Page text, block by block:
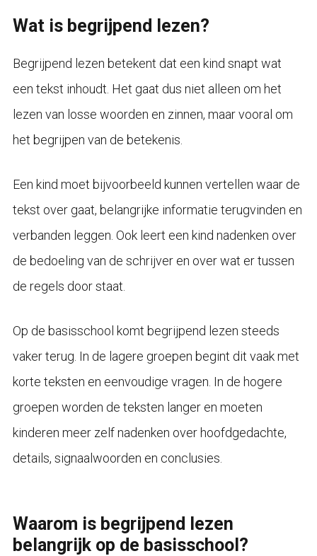
Wat is begrijpend lezen?
Begrijpend lezen betekent dat een kind snapt wat
een tekst inhoudt. Het gaat dus niet alleen om het
lezen van losse woorden en zinnen, maar vooral om
het begrijpen van de betekenis.
Een kind moet bijvoorbeeld kunnen vertellen waar de
tekst over gaat, belangrijke informatie terugvinden en
verbanden leggen. Ook leert een kind nadenken over
de bedoeling van de schrijver en over wat er tussen
de regels door staat.
Op de basisschool komt begrijpend lezen steeds
vaker terug. In de lagere groepen begint dit vaak met
korte teksten en eenvoudige vragen. In de hogere
groepen worden de teksten langer en moeten
kinderen meer zelf nadenken over hoofdgedachte,
details, signaalwoorden en conclusies.
Waarom is begrijpend lezen
belangrijk op de basisschool?